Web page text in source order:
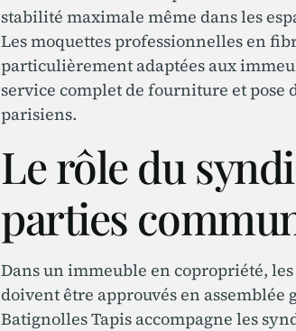
stabilité maximale même dans les
Les moquettes professionnelles en
particulièrement adaptées aux
service complet de fourniture et pose
parisiens.
Le rôle du
parties
Dans un immeuble en copropriété,
doivent être approuvés en
Batignolles Tapis accompagne les